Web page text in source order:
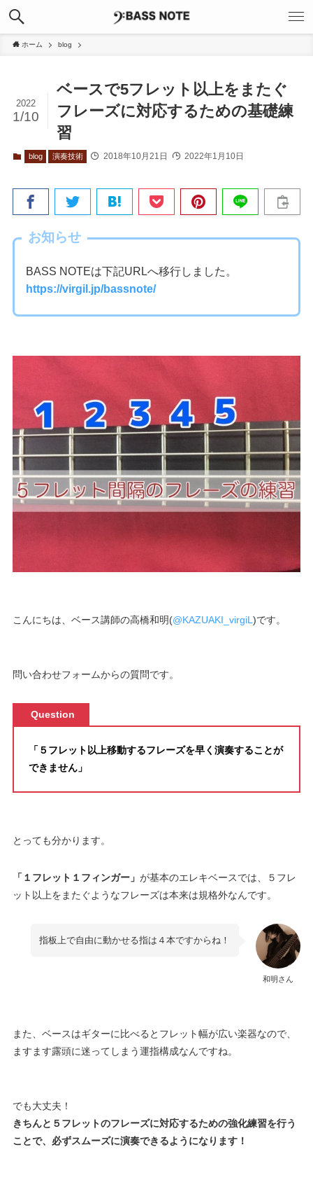
ホーム blog
ベースで5フレット以上をまたぐ
フレーズに対応するための基礎練
習
2022
1/10
blog 演奏技術 2018年10月21日 2022年1月10日
お知らせ
BASS NOTEは下記URLへ移行しました。
https://virgil.jp/bassnote/
こんにちは、ベース講師の高橋和明(@KAZUAKI_virgiL)です。
問い合わせフォームからの質問です。
Question
「５フレット以上移動するフレーズを早く演奏することが
できません」
とっても分かります。
「１フレット１フィンガー」 が基本のエレキベースでは、５フレ
ット以上をまたぐようなフレーズは本来は規格外なんです。
和明さん
指板上で自由に動かせる指は４本ですからね！
また、ベースはギターに比べるとフレット幅が広い楽器なので、
ますます露頭に迷ってしまう運指構成なんですね。
でも大丈夫！
きちんと５フレットのフレーズに対応するための強化練習を行う
ことで、必ずスムーズに演奏できるようになります！